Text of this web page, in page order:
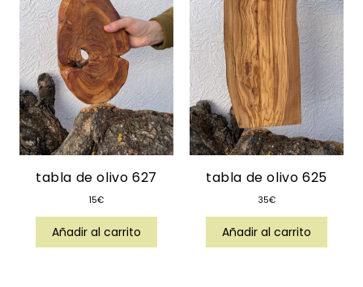
tabla de olivo 627
15€
Añadir al carrito
tabla de olivo 625
35€
Añadir al carrito